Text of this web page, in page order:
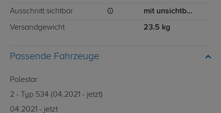
Ausschnitt sichtbar mit unsichtbarem Ausschnitt für Stoßstange
Versandgewicht 23.5 kg
Passende Fahrzeuge
Polestar
2 - Typ 534 (04.2021 - jetzt)
04.2021 - jetzt